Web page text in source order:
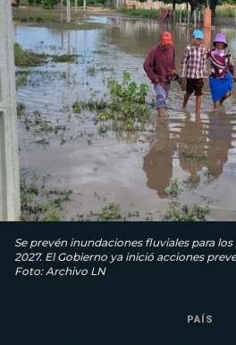
Se prevén inundaciones fluviales para
2027. El Gobierno ya inició acciones
Foto: Archivo LN
PAÍS